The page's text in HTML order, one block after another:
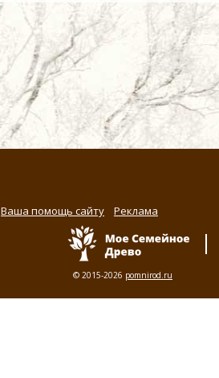
Ваша помощь сайту Реклама
© 2015-2026 pomnirod.ru